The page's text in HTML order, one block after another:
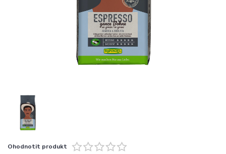
Ohodnotit produkt